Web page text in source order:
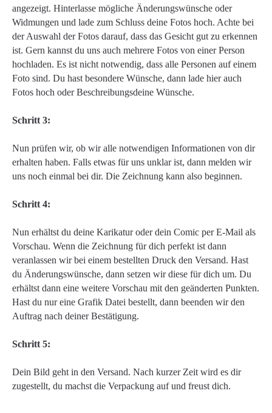
angezeigt. Hinterlasse mögliche Änderungswünsche oder
Widmungen und lade zum Schluss deine Fotos hoch. Achte bei
der Auswahl der Fotos darauf, dass das Gesicht gut zu erkennen
ist. Gern kannst du uns auch mehrere Fotos von einer Person
hochladen. Es ist nicht notwendig, dass alle Personen auf einem
Foto sind. Du hast besondere Wünsche, dann lade hier auch
Fotos hoch oder Beschreibungsdeine Wünsche.
Schritt 3:
Nun prüfen wir, ob wir alle notwendigen Informationen von dir
erhalten haben. Falls etwas für uns unklar ist, dann melden wir
uns noch einmal bei dir. Die Zeichnung kann also beginnen.
Schritt 4:
Nun erhältst du deine Karikatur oder dein Comic per E-Mail als
Vorschau. Wenn die Zeichnung für dich perfekt ist dann
veranlassen wir bei einem bestellten Druck den Versand. Hast
du Änderungswünsche, dann setzen wir diese für dich um. Du
erhältst dann eine weitere Vorschau mit den geänderten Punkten.
Hast du nur eine Grafik Datei bestellt, dann beenden wir den
Auftrag nach deiner Bestätigung.
Schritt 5:
Dein Bild geht in den Versand. Nach kurzer Zeit wird es dir
zugestellt, du machst die Verpackung auf und freust dich.